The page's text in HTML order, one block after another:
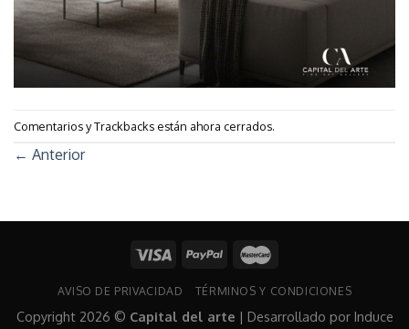
Comentarios y Trackbacks están ahora cerrados.
← Anterior
AVISO DE PRIVACIDAD TÉRMINOS Y CONDICIONES
Copyright 2026 © Capital del arte | Desarrollado por Induce